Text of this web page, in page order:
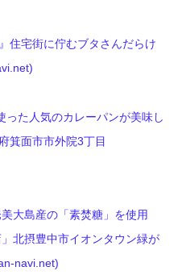
住宅街に佇むブタさんだらけ
た人気のカレーパンが美味し
箕面市市外院3丁目
大島産の「素焚糖」を使用
北摂豊中市イオンタウン緑が
navi.net)